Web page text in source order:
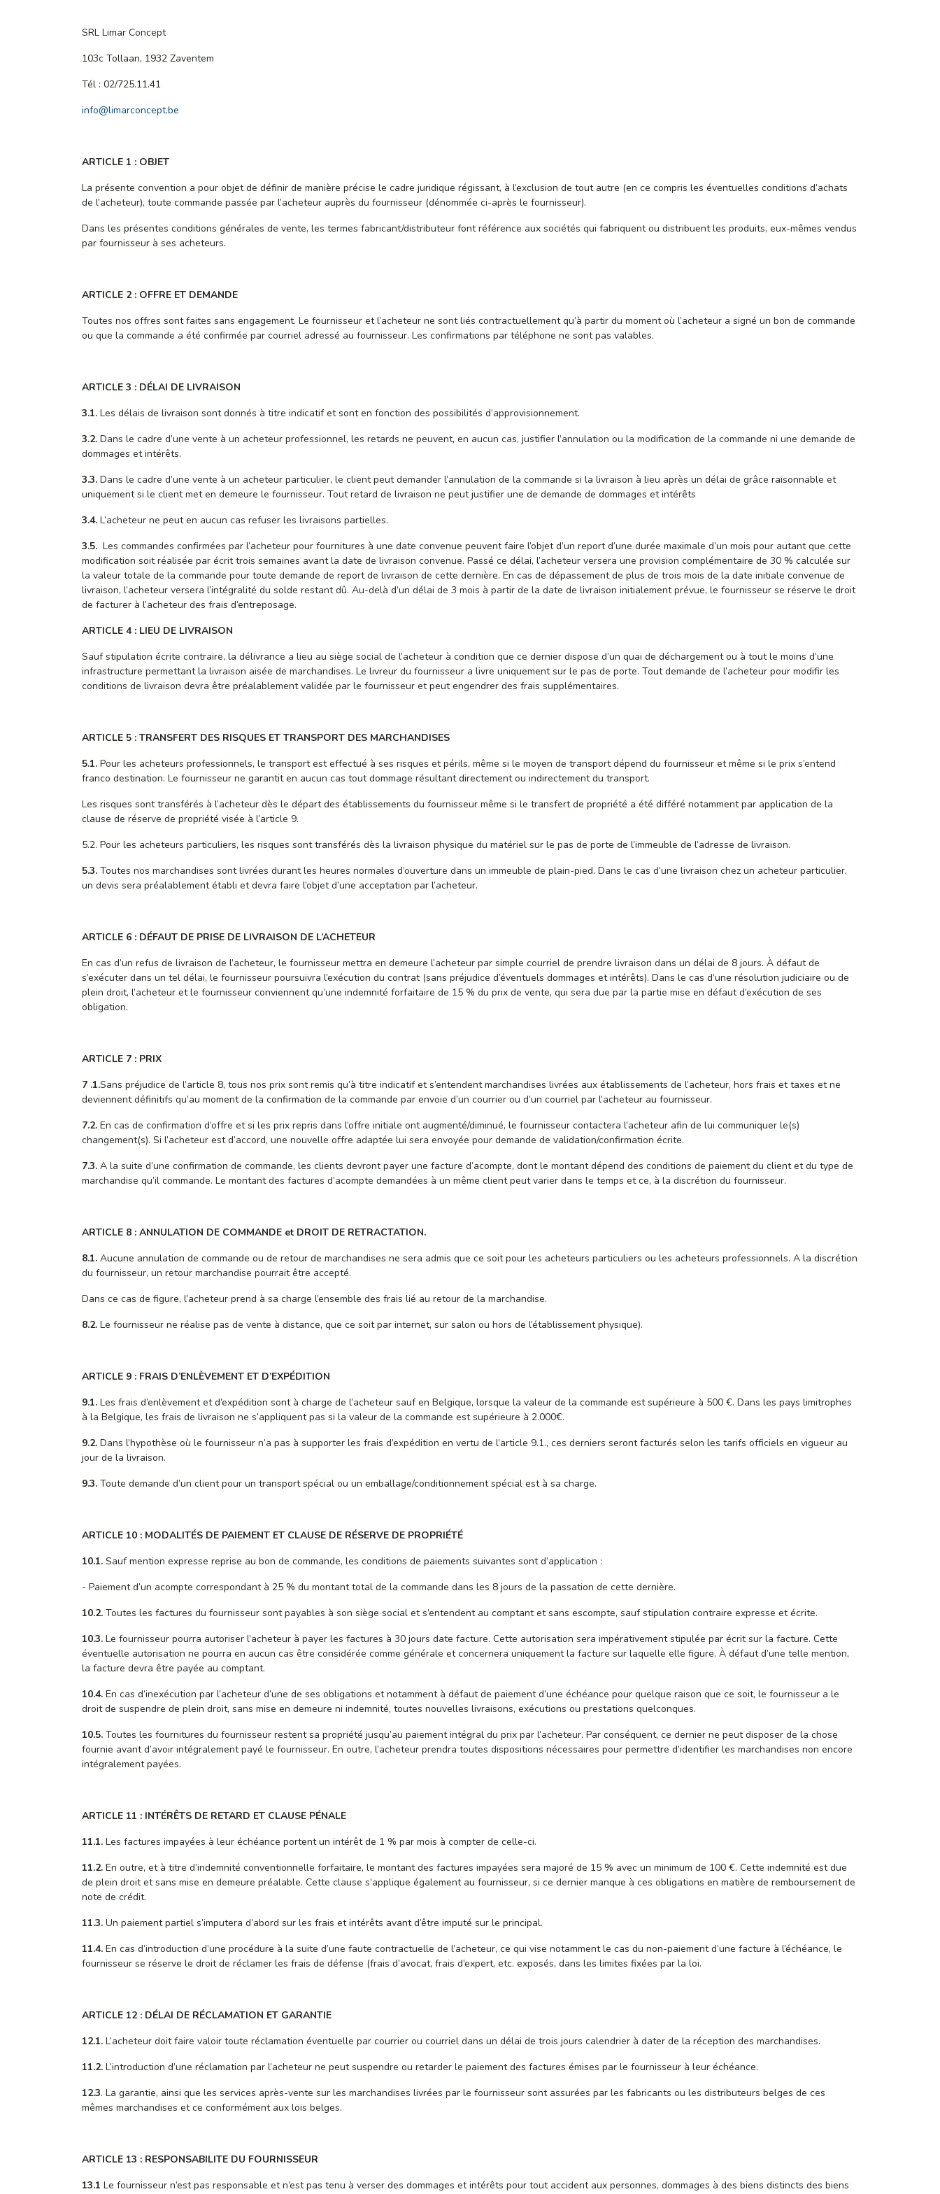
SRL Limar Concept
103c Tollaan, 1932 Zaventem
Tél : 02/725.11.41
info@limarconcept.be
ARTICLE 1 : OBJET
La présente convention a pour objet de définir de manière précise le cadre juridique régissant, à l’exclusion de tout autre (en ce compris les éventuelles conditions d’achats
de l’acheteur), toute commande passée par l’acheteur auprès du fournisseur (dénommée ci-après le fournisseur).
Dans les présentes conditions générales de vente, les termes fabricant/distributeur font référence aux sociétés qui fabriquent ou distribuent les produits, eux-mêmes vendus
par fournisseur à ses acheteurs.
ARTICLE 2 : OFFRE ET DEMANDE
Toutes nos offres sont faites sans engagement. Le fournisseur et l’acheteur ne sont liés contractuellement qu’à partir du moment où l’acheteur a signé un bon de commande
ou que la commande a été confirmée par courriel adressé au fournisseur. Les confirmations par téléphone ne sont pas valables.
ARTICLE 3 : DÉLAI DE LIVRAISON
3.1. Les délais de livraison sont donnés à titre indicatif et sont en fonction des possibilités d’approvisionnement.
3.2. Dans le cadre d’une vente à un acheteur professionnel, les retards ne peuvent, en aucun cas, justifier l’annulation ou la modification de la commande ni une demande de
dommages et intérêts.
3.3. Dans le cadre d’une vente à un acheteur particulier, le client peut demander l’annulation de la commande si la livraison à lieu après un délai de grâce raisonnable et
uniquement si le client met en demeure le fournisseur. Tout retard de livraison ne peut justifier une de demande de dommages et intérêts
3.4. L’acheteur ne peut en aucun cas refuser les livraisons partielles.
3.5. Les commandes confirmées par l’acheteur pour fournitures à une date convenue peuvent faire l’objet d’un report d’une durée maximale d’un mois pour autant que cette
modification soit réalisée par écrit trois semaines avant la date de livraison convenue. Passé ce délai, l’acheteur versera une provision complémentaire de 30 % calculée sur
la valeur totale de la commande pour toute demande de report de livraison de cette dernière. En cas de dépassement de plus de trois mois de la date initiale convenue de
livraison, l’acheteur versera l’intégralité du solde restant dû. Au-delà d’un délai de 3 mois à partir de la date de livraison initialement prévue, le fournisseur se réserve le droit
de facturer à l’acheteur des frais d’entreposage.
ARTICLE 4 : LIEU DE LIVRAISON
Sauf stipulation écrite contraire, la délivrance a lieu au siège social de l’acheteur à condition que ce dernier dispose d’un quai de déchargement ou à tout le moins d’une
infrastructure permettant la livraison aisée de marchandises. Le livreur du fournisseur a livre uniquement sur le pas de porte. Tout demande de l’acheteur pour modifir les
conditions de livraison devra être préalablement validée par le fournisseur et peut engendrer des frais supplémentaires.
ARTICLE 5 : TRANSFERT DES RISQUES ET TRANSPORT DES MARCHANDISES
5.1. Pour les acheteurs professionnels, le transport est effectué à ses risques et périls, même si le moyen de transport dépend du fournisseur et même si le prix s’entend
franco destination. Le fournisseur ne garantit en aucun cas tout dommage résultant directement ou indirectement du transport.
Les risques sont transférés à l’acheteur dès le départ des établissements du fournisseur même si le transfert de propriété a été différé notamment par application de la
clause de réserve de propriété visée à l’article 9.
5.2. Pour les acheteurs particuliers, les risques sont transférés dès la livraison physique du matériel sur le pas de porte de l’immeuble de l’adresse de livraison.
5.3. Toutes nos marchandises sont livrées durant les heures normales d’ouverture dans un immeuble de plain-pied. Dans le cas d’une livraison chez un acheteur particulier,
un devis sera préalablement établi et devra faire l’objet d’une acceptation par l’acheteur.
ARTICLE 6 : DÉFAUT DE PRISE DE LIVRAISON DE L’ACHETEUR
En cas d’un refus de livraison de l’acheteur, le fournisseur mettra en demeure l’acheteur par simple courriel de prendre livraison dans un délai de 8 jours. À défaut de
s’exécuter dans un tel délai, le fournisseur poursuivra l’exécution du contrat (sans préjudice d’éventuels dommages et intérêts). Dans le cas d’une résolution judiciaire ou de
plein droit, l’acheteur et le fournisseur conviennent qu’une indemnité forfaitaire de 15 % du prix de vente, qui sera due par la partie mise en défaut d’exécution de ses
obligation.
ARTICLE 7 : PRIX
7 .1.Sans préjudice de l’article 8, tous nos prix sont remis qu’à titre indicatif et s’entendent marchandises livrées aux établissements de l’acheteur, hors frais et taxes et ne
deviennent définitifs qu’au moment de la confirmation de la commande par envoie d’un courrier ou d’un courriel par l’acheteur au fournisseur.
7.2. En cas de confirmation d’offre et si les prix repris dans l’offre initiale ont augmenté/diminué, le fournisseur contactera l’acheteur afin de lui communiquer le(s)
changement(s). Si l’acheteur est d’accord, une nouvelle offre adaptée lui sera envoyée pour demande de validation/confirmation écrite.
7.3. A la suite d’une confirmation de commande, les clients devront payer une facture d’acompte, dont le montant dépend des conditions de paiement du client et du type de
marchandise qu’il commande. Le montant des factures d’acompte demandées à un même client peut varier dans le temps et ce, à la discrétion du fournisseur.
ARTICLE 8 : ANNULATION DE COMMANDE et DROIT DE RETRACTATION.
8.1. Aucune annulation de commande ou de retour de marchandises ne sera admis que ce soit pour les acheteurs particuliers ou les acheteurs professionnels. A la discrétion
du fournisseur, un retour marchandise pourrait être accepté.
Dans ce cas de figure, l’acheteur prend à sa charge l’ensemble des frais lié au retour de la marchandise.
8.2. Le fournisseur ne réalise pas de vente à distance, que ce soit par internet, sur salon ou hors de l’établissement physique).
ARTICLE 9 : FRAIS D’ENLÈVEMENT ET D’EXPÉDITION
9.1. Les frais d’enlèvement et d’expédition sont à charge de l’acheteur sauf en Belgique, lorsque la valeur de la commande est supérieure à 500 €. Dans les pays limitrophes
à la Belgique, les frais de livraison ne s’appliquent pas si la valeur de la commande est supérieure à 2.000€.
9.2. Dans l’hypothèse où le fournisseur n’a pas à supporter les frais d’expédition en vertu de l’article 9.1., ces derniers seront facturés selon les tarifs officiels en vigueur au
jour de la livraison.
9.3. Toute demande d’un client pour un transport spécial ou un emballage/conditionnement spécial est à sa charge.
ARTICLE 10 : MODALITÉS DE PAIEMENT ET CLAUSE DE RÉSERVE DE PROPRIÉTÉ
10.1. Sauf mention expresse reprise au bon de commande, les conditions de paiements suivantes sont d’application :
- Paiement d’un acompte correspondant à 25 % du montant total de la commande dans les 8 jours de la passation de cette dernière.
10.2. Toutes les factures du fournisseur sont payables à son siège social et s’entendent au comptant et sans escompte, sauf stipulation contraire expresse et écrite.
10.3. Le fournisseur pourra autoriser l’acheteur à payer les factures à 30 jours date facture. Cette autorisation sera impérativement stipulée par écrit sur la facture. Cette
éventuelle autorisation ne pourra en aucun cas être considérée comme générale et concernera uniquement la facture sur laquelle elle figure. À défaut d’une telle mention,
la facture devra être payée au comptant.
10.4. En cas d’inexécution par l’acheteur d’une de ses obligations et notamment à défaut de paiement d’une échéance pour quelque raison que ce soit, le fournisseur a le
droit de suspendre de plein droit, sans mise en demeure ni indemnité, toutes nouvelles livraisons, exécutions ou prestations quelconques.
10.5. Toutes les fournitures du fournisseur restent sa propriété jusqu’au paiement intégral du prix par l’acheteur. Par conséquent, ce dernier ne peut disposer de la chose
fournie avant d’avoir intégralement payé le fournisseur. En outre, l’acheteur prendra toutes dispositions nécessaires pour permettre d’identifier les marchandises non encore
intégralement payées.
ARTICLE 11 : INTÉRÊTS DE RETARD ET CLAUSE PÉNALE
11.1. Les factures impayées à leur échéance portent un intérêt de 1 % par mois à compter de celle-ci.
11.2. En outre, et à titre d’indemnité conventionnelle forfaitaire, le montant des factures impayées sera majoré de 15 % avec un minimum de 100 €. Cette indemnité est due
de plein droit et sans mise en demeure préalable. Cette clause s’applique également au fournisseur, si ce dernier manque à ces obligations en matière de remboursement de
note de crédit.
11.3. Un paiement partiel s’imputera d’abord sur les frais et intérêts avant d’être imputé sur le principal.
11.4. En cas d’introduction d’une procédure à la suite d’une faute contractuelle de l’acheteur, ce qui vise notamment le cas du non-paiement d’une facture à l’échéance, le
fournisseur se réserve le droit de réclamer les frais de défense (frais d’avocat, frais d’expert, etc. exposés, dans les limites fixées par la loi.
ARTICLE 12 : DÉLAI DE RÉCLAMATION ET GARANTIE
12.1. L’acheteur doit faire valoir toute réclamation éventuelle par courrier ou courriel dans un délai de trois jours calendrier à dater de la réception des marchandises.
11.2. L’introduction d’une réclamation par l’acheteur ne peut suspendre ou retarder le paiement des factures émises par le fournisseur à leur échéance.
12.3. La garantie, ainsi que les services après-vente sur les marchandises livrées par le fournisseur sont assurées par les fabricants ou les distributeurs belges de ces
mêmes marchandises et ce conformément aux lois belges.
ARTICLE 13 : RESPONSABILITE DU FOURNISSEUR
13.1 Le fournisseur n’est pas responsable et n’est pas tenu à verser des dommages et intérêts pour tout accident aux personnes, dommages à des biens distincts des biens